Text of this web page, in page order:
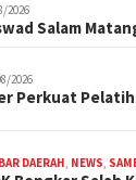
2026
Salam
2026
Perkuat
DAERAH, NEWS,